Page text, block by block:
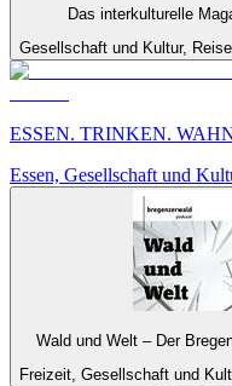
Das interkulturelle
Gesellschaft und Kultur,
ESSEN. TRINKEN.
Essen, Gesellschaft und
Wald und Welt – Der
Freizeit, Gesellschaft und